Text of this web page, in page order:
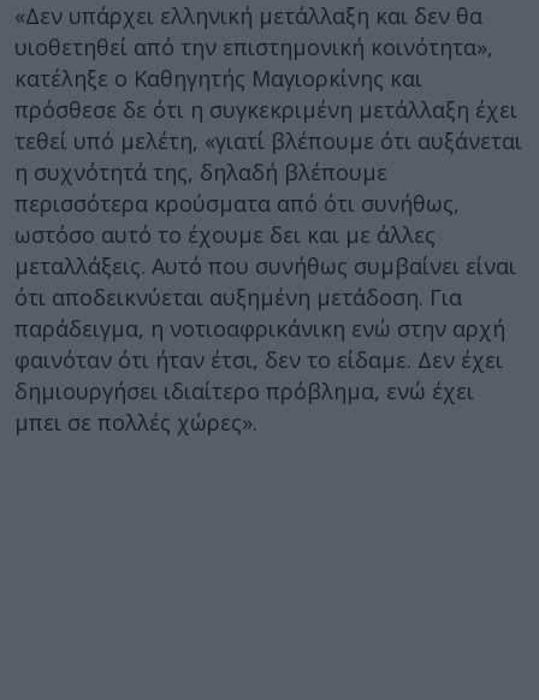
«Δεν υπάρχει ελληνική μετάλλαξη και δεν θα
υιοθετηθεί από την επιστημονική κοινότητα»,
κατέληξε ο Καθηγητής Μαγιορκίνης και
πρόσθεσε δε ότι η συγκεκριμένη μετάλλαξη έχει
τεθεί υπό μελέτη, «γιατί βλέπουμε ότι αυξάνεται
η συχνότητά της, δηλαδή βλέπουμε
περισσότερα κρούσματα από ότι συνήθως,
ωστόσο αυτό το έχουμε δει και με άλλες
μεταλλάξεις. Αυτό που συνήθως συμβαίνει είναι
ότι αποδεικνύεται αυξημένη μετάδοση. Για
παράδειγμα, η νοτιοαφρικάνικη ενώ στην αρχή
φαινόταν ότι ήταν έτσι, δεν το είδαμε. Δεν έχει
δημιουργήσει ιδιαίτερο πρόβλημα, ενώ έχει
μπει σε πολλές χώρες».